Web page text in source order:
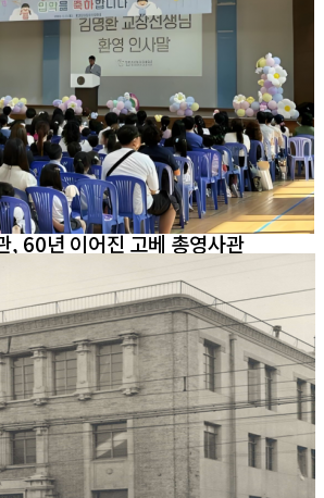
, 60년 이어진 고베 총영사관